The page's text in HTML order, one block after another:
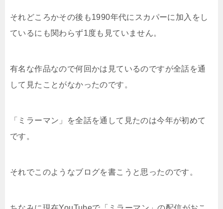
それどころかその後も1990年代にスカパーに加入をし
ているにも関わらず1度も見ていません。
有名な作品なので何回かは見ているのですが全話を通
して見たことがなかったのです。
「ミラーマン」を全話を通して見たのは今年が初めて
です。
それでこのようなブログを書こうと思ったのです。